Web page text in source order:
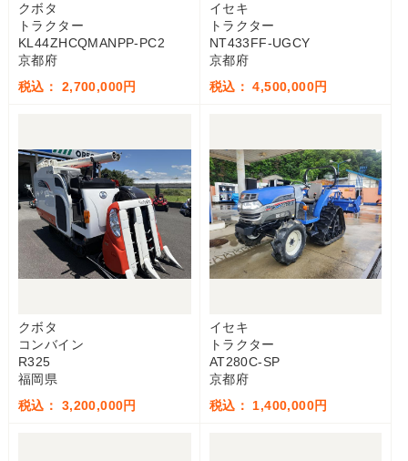
クボタ
トラクター
KL44ZHCQMANPP-PC2
京都府
税込： 2,700,000円
イセキ
トラクター
NT433FF-UGCY
京都府
税込： 4,500,000円
クボタ
コンバイン
R325
福岡県
税込： 3,200,000円
イセキ
トラクター
AT280C-SP
京都府
税込： 1,400,000円